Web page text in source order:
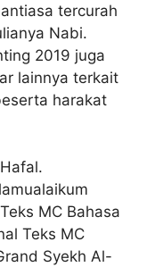
tercurah
Nabi.
2019 juga
lainnya terkait
harakat
MC Bahasa
Teks MC
Syekh Al-